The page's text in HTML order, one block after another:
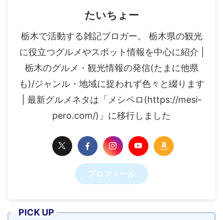
たいちょー
栃木で活動する雑記ブロガー。 栃木県の観光
に役立つグルメやスポット情報を中心に紹介 |
栃木のグルメ・観光情報の発信(たまに他県
も)/ジャンル・地域に捉われず色々と綴ります
| 最新グルメネタは「メシペロ(https://mesi-
pero.com/)」に移行しました
プロフィール
PICK UP